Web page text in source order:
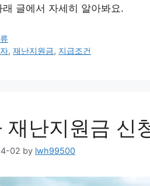
래 글에서 자세히 알아봐요.
,재난지원금, 지급조건
재난지원금 신
02 by lwh99500